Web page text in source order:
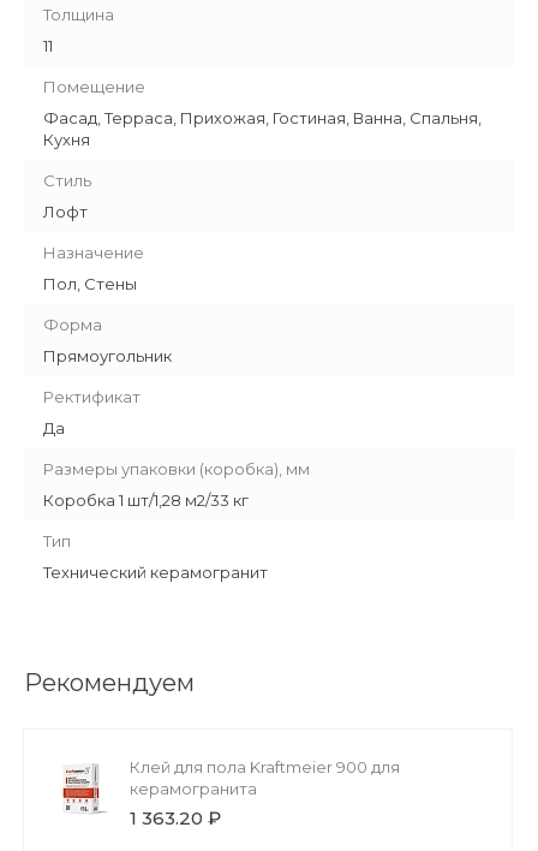
Толщина
11
Помещение
Фасад, Терраса, Прихожая, Гостиная, Ванна, Спальня,
Кухня
Стиль
Лофт
Назначение
Пол, Стены
Форма
Прямоугольник
Ректификат
Да
Размеры упаковки (коробка), мм
Коробка 1 шт/1,28 м2/33 кг
Тип
Технический керамогранит
Рекомендуем
Клей для пола Kraftmeier 900 для
керамогранита
1 363.20 ₽